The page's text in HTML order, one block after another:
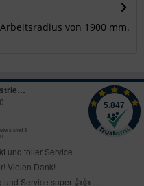
von 1900 mm.